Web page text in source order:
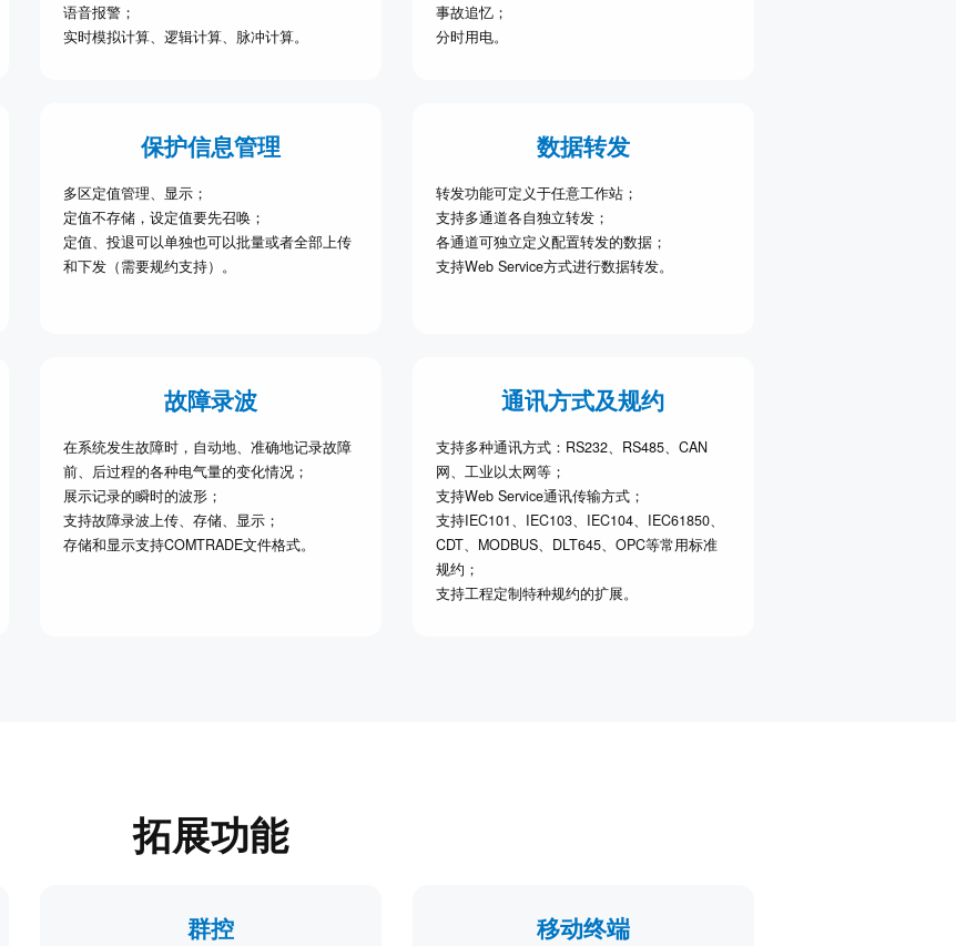
语音报警；
实时模拟计算、逻辑计算、脉冲计算。
事故追忆；
分时用电。
保护信息管理
多区定值管理、显示；
定值不存储，设定值要先召唤；
定值、投退可以单独也可以批量或者全部上传
和下发（需要规约支持）。
数据转发
转发功能可定义于任意工作站；
支持多通道各自独立转发；
各通道可独立定义配置转发的数据；
支持Web Service方式进行数据转发。
故障录波
在系统发生故障时，自动地、准确地记录故障
前、后过程的各种电气量的变化情况；
展示记录的瞬时的波形；
支持故障录波上传、存储、显示；
存储和显示支持COMTRADE文件格式。
通讯方式及规约
支持多种通讯方式：RS232、RS485、CAN
网、工业以太网等；
支持Web Service通讯传输方式；
支持IEC101、IEC103、IEC104、IEC61850、
CDT、MODBUS、DLT645、OPC等常用标准
规约；
支持工程定制特种规约的扩展。
拓展功能
群控 移动终端